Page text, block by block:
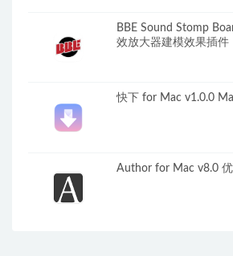
BBE Sound Stomp
效放大器建模效果插件
快下 for Mac v1.0.0
Autho‪r‬ for Mac